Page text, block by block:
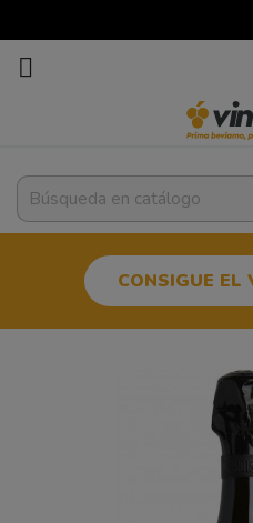

CONSIGUE EL